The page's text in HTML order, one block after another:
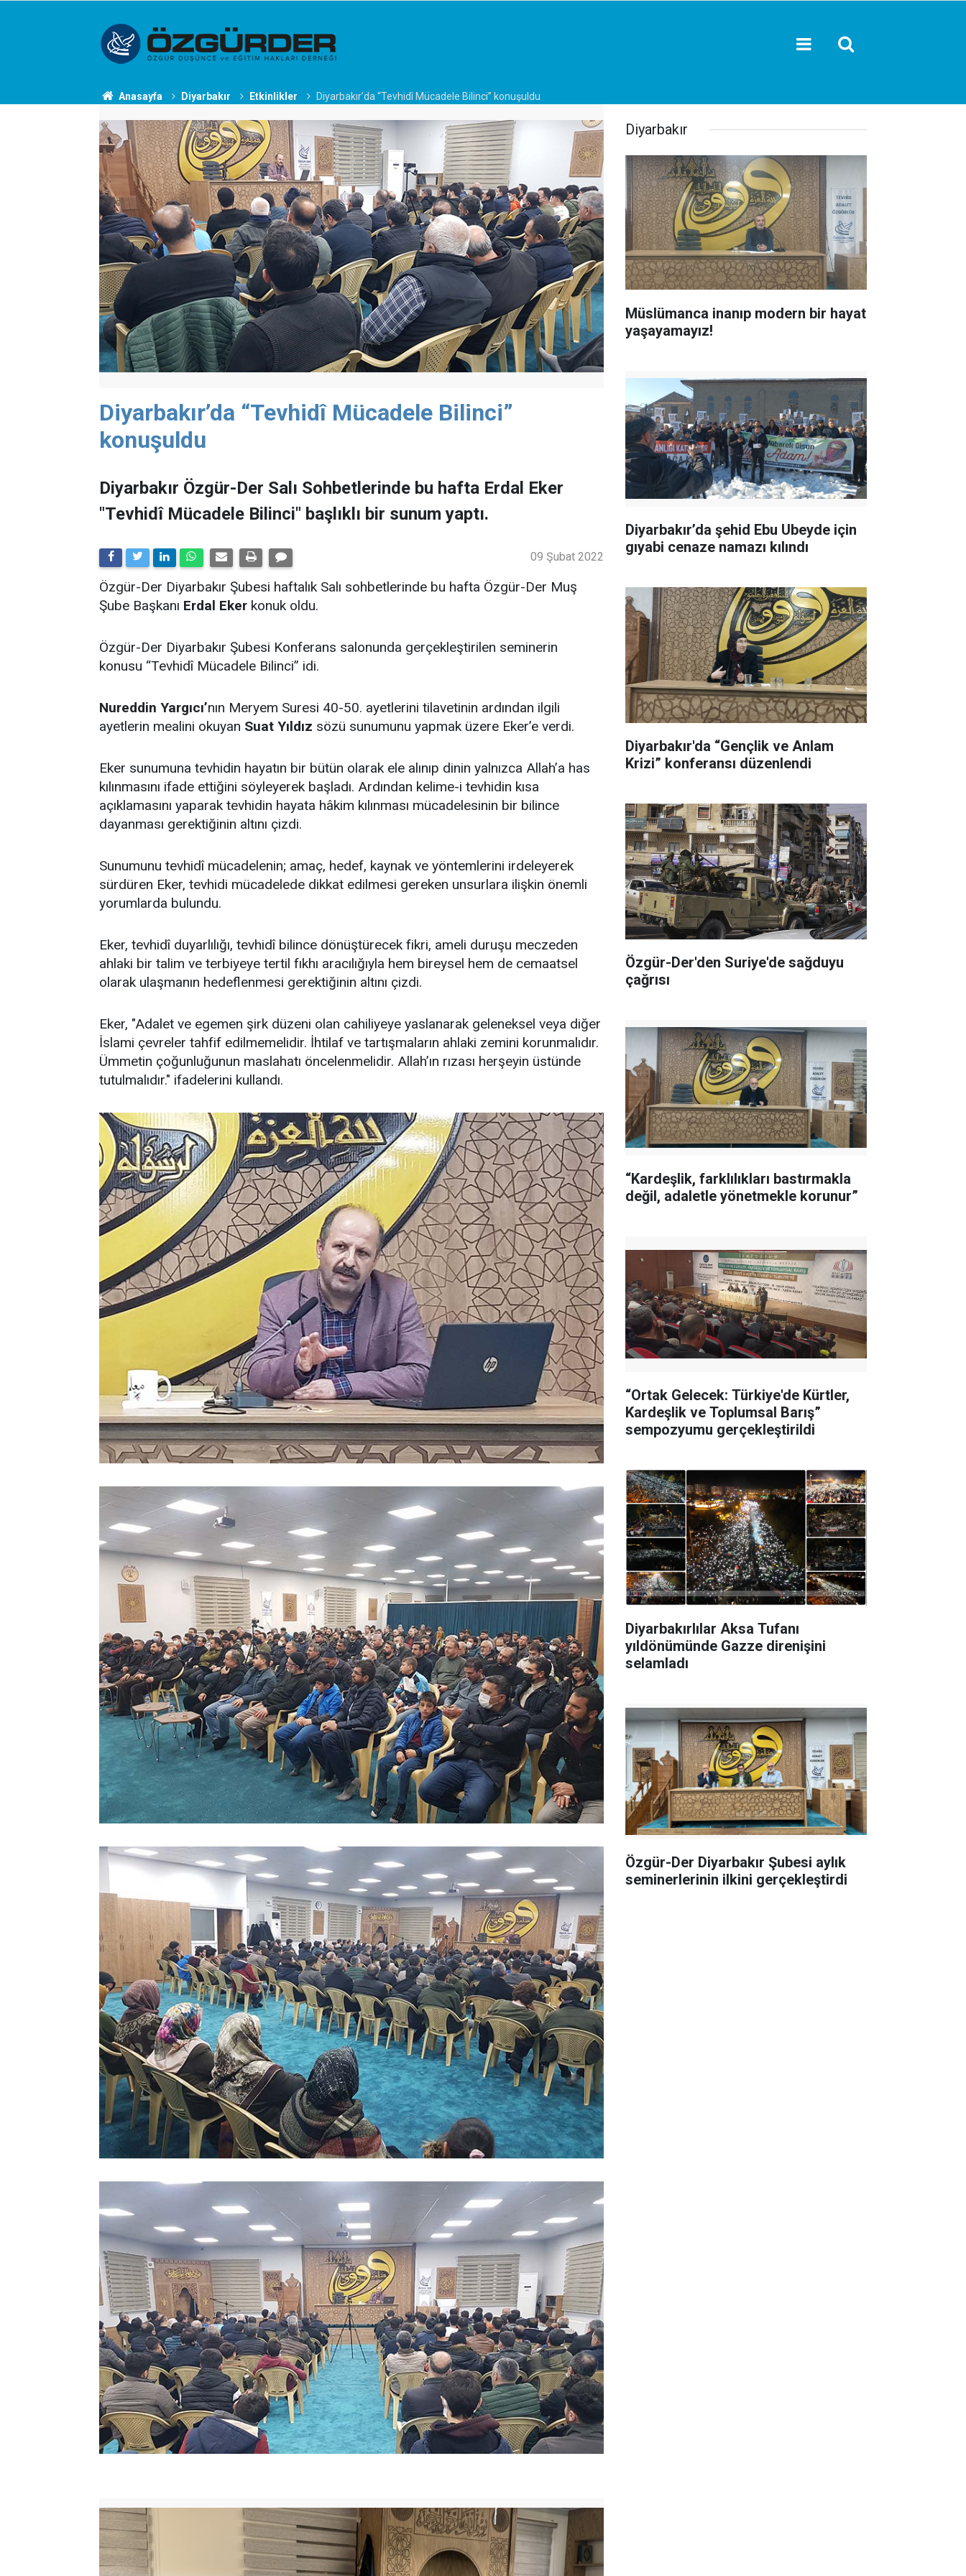
Anasayfa Diyarbakır Etkinlikler Diyarbakır’da “Tevhidî Mücadele Bilinci” konuşuldu
Diyarbakır’da “Tevhidî Mücadele Bilinci”
konuşuldu
Diyarbakır Özgür-Der Salı Sohbetlerinde bu hafta Erdal Eker
"Tevhidî Mücadele Bilinci" başlıklı bir sunum yaptı.
09 Şubat 2022
Özgür-Der Diyarbakır Şubesi haftalık Salı sohbetlerinde bu hafta Özgür-Der Muş
Şube Başkanı Erdal Eker konuk oldu.
Özgür-Der Diyarbakır Şubesi Konferans salonunda gerçekleştirilen seminerin
konusu “Tevhidî Mücadele Bilinci” idi.
Nureddin Yargıcı’nın Meryem Suresi 40-50. ayetlerini tilavetinin ardından ilgili
ayetlerin mealini okuyan Suat Yıldız sözü sunumunu yapmak üzere Eker’e verdi.
Eker sunumuna tevhidin hayatın bir bütün olarak ele alınıp dinin yalnızca Allah’a has
kılınmasını ifade ettiğini söyleyerek başladı. Ardından kelime-i tevhidin kısa
açıklamasını yaparak tevhidin hayata hâkim kılınması mücadelesinin bir bilince
dayanması gerektiğinin altını çizdi.
Sunumunu tevhidî mücadelenin; amaç, hedef, kaynak ve yöntemlerini irdeleyerek
sürdüren Eker, tevhidi mücadelede dikkat edilmesi gereken unsurlara ilişkin önemli
yorumlarda bulundu.
Eker, tevhidî duyarlılığı, tevhidî bilince dönüştürecek fikri, ameli duruşu meczeden
ahlaki bir talim ve terbiyeye tertil fıkhı aracılığıyla hem bireysel hem de cemaatsel
olarak ulaşmanın hedeflenmesi gerektiğinin altını çizdi.
Eker, "Adalet ve egemen şirk düzeni olan cahiliyeye yaslanarak geleneksel veya diğer
İslami çevreler tahfif edilmemelidir. İhtilaf ve tartışmaların ahlaki zemini korunmalıdır.
Ümmetin çoğunluğunun maslahatı öncelenmelidir. Allah’ın rızası herşeyin üstünde
tutulmalıdır." ifadelerini kullandı.
Diyarbakır
Müslümanca inanıp modern bir hayat
yaşayamayız!
Diyarbakır’da şehid Ebu Ubeyde için
gıyabi cenaze namazı kılındı
Diyarbakır'da “Gençlik ve Anlam
Krizi” konferansı düzenlendi
Özgür-Der'den Suriye'de sağduyu
çağrısı
“Kardeşlik, farklılıkları bastırmakla
değil, adaletle yönetmekle korunur”
“Ortak Gelecek: Türkiye'de Kürtler,
Kardeşlik ve Toplumsal Barış”
sempozyumu gerçekleştirildi
Diyarbakırlılar Aksa Tufanı
yıldönümünde Gazze direnişini
selamladı
Özgür-Der Diyarbakır Şubesi aylık
seminerlerinin ilkini gerçekleştirdi